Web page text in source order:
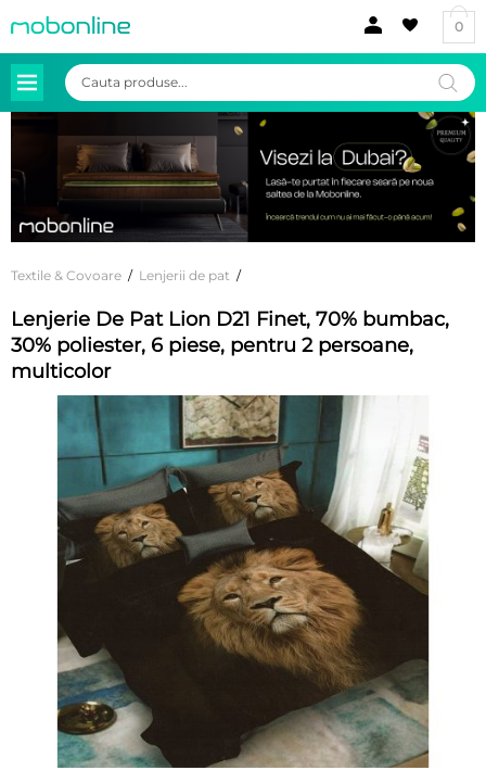
0
Products
search
Textile & Covoare / Lenjerii de pat /
Lenjerie De Pat Lion D21 Finet, 70% bumbac,
30% poliester, 6 piese, pentru 2 persoane,
multicolor